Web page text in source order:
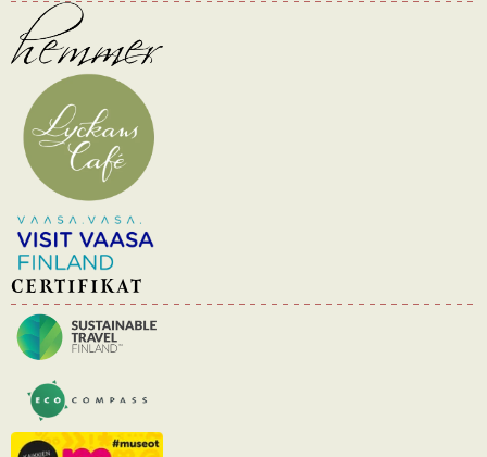
CERTIFIKAT